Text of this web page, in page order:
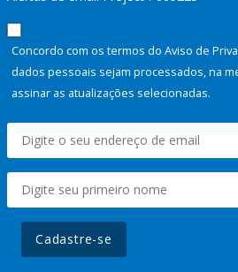
Concordo com os termos do Aviso de
dados pessoais sejam processados, na
assinar as atualizações selecionadas.
Cadastre-se